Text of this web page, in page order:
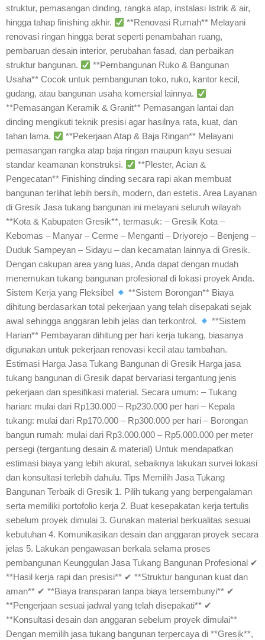
struktur, pemasangan dinding, rangka atap, instalasi listrik & air,
hingga tahap finishing akhir.
**Renovasi Rumah** Melayani
renovasi ringan hingga berat seperti penambahan ruang,
pembaruan desain interior, perubahan fasad, dan perbaikan
struktur bangunan.
**Pembangunan Ruko & Bangunan
Usaha** Cocok untuk pembangunan toko, ruko, kantor kecil,
gudang, atau bangunan usaha komersial lainnya.
**Pemasangan Keramik & Granit** Pemasangan lantai dan
dinding mengikuti teknik presisi agar hasilnya rata, kuat, dan
tahan lama.
**Pekerjaan Atap & Baja Ringan** Melayani
pemasangan rangka atap baja ringan maupun kayu sesuai
standar keamanan konstruksi.
**Plester, Acian &
Pengecatan** Finishing dinding secara rapi akan membuat
bangunan terlihat lebih bersih, modern, dan estetis. Area Layanan
di Gresik Jasa tukang bangunan ini melayani seluruh wilayah
**Kota & Kabupaten Gresik**, termasuk: – Gresik Kota –
Kebomas – Manyar – Cerme – Menganti – Driyorejo – Benjeng –
Duduk Sampeyan – Sidayu – dan kecamatan lainnya di Gresik.
Dengan cakupan area yang luas, Anda dapat dengan mudah
menemukan tukang bangunan profesional di lokasi proyek Anda.
Sistem Kerja yang Fleksibel
**Sistem Borongan** Biaya
dihitung berdasarkan total pekerjaan yang telah disepakati sejak
awal sehingga anggaran lebih jelas dan terkontrol.
**Sistem
Harian** Pembayaran dihitung per hari kerja tukang, biasanya
digunakan untuk pekerjaan renovasi kecil atau tambahan.
Estimasi Harga Jasa Tukang Bangunan di Gresik Harga jasa
tukang bangunan di Gresik dapat bervariasi tergantung jenis
pekerjaan dan spesifikasi material. Secara umum: – Tukang
harian: mulai dari Rp130.000 – Rp230.000 per hari – Kepala
tukang: mulai dari Rp170.000 – Rp300.000 per hari – Borongan
bangun rumah: mulai dari Rp3.000.000 – Rp5.000.000 per meter
persegi (tergantung desain & material) Untuk mendapatkan
estimasi biaya yang lebih akurat, sebaiknya lakukan survei lokasi
dan konsultasi terlebih dahulu. Tips Memilih Jasa Tukang
Bangunan Terbaik di Gresik 1. Pilih tukang yang berpengalaman
serta memiliki portofolio kerja 2. Buat kesepakatan kerja tertulis
sebelum proyek dimulai 3. Gunakan material berkualitas sesuai
kebutuhan 4. Komunikasikan desain dan anggaran proyek secara
jelas 5. Lakukan pengawasan berkala selama proses
pembangunan Keunggulan Jasa Tukang Bangunan Profesional ✔
**Hasil kerja rapi dan presisi** ✔ **Struktur bangunan kuat dan
aman** ✔ **Biaya transparan tanpa biaya tersembunyi** ✔
**Pengerjaan sesuai jadwal yang telah disepakati** ✔
**Konsultasi desain dan anggaran sebelum proyek dimulai**
Dengan memilih jasa tukang bangunan terpercaya di **Gresik**,